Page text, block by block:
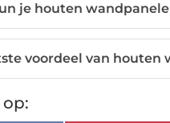
je houten
voordeel van houten